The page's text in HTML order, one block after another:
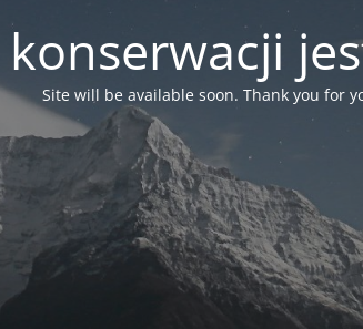
Site will be available soon. Thank you for